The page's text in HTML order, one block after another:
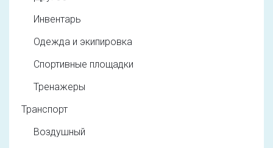
Инвентарь
Одежда и экипировка
Спортивные площадки
Тренажеры
Транспорт
Воздушный